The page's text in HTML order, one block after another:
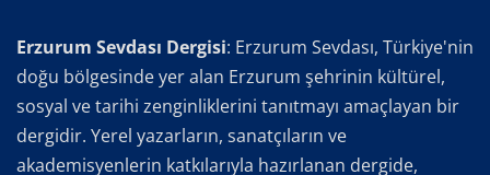
Erzurum Sevdası Dergisi: Erzurum Sevdası, Türkiye'nin
doğu bölgesinde yer alan Erzurum şehrinin kültürel,
sosyal ve tarihi zenginliklerini tanıtmayı amaçlayan bir
dergidir. Yerel yazarların, sanatçıların ve
akademisyenlerin katkılarıyla hazırlanan dergide,